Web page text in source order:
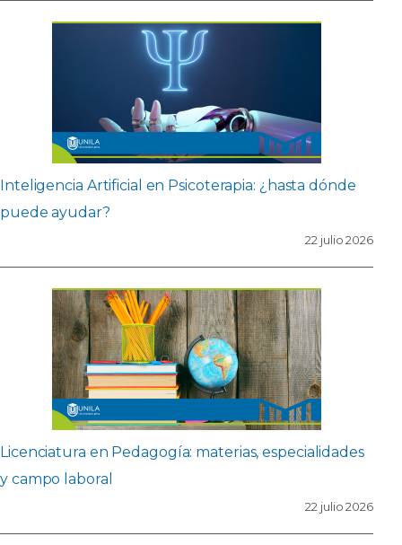
Inteligencia Artificial en Psicoterapia: ¿hasta dónde
puede ayudar?
22 julio 2026
Licenciatura en Pedagogía: materias, especialidades
y campo laboral
22 julio 2026